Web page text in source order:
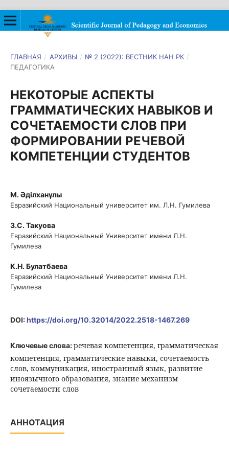
ГЛАВНАЯ / АРХИВЫ / № 2 (2022): ВЕСТНИК НАН РК /
ПЕДАГОГИКА
НЕКОТОРЫЕ АСПЕКТЫ
ГРАММАТИЧЕСКИХ НАВЫКОВ И
СОЧЕТАЕМОСТИ СЛОВ ПРИ
ФОРМИРОВАНИИ РЕЧЕВОЙ
КОМПЕТЕНЦИИ СТУДЕНТОВ
М. Әділханұлы
Евразийский Национальный университет им. Л.Н. Гумилева
З.С. Такуова
Евразийский Национальный Университет имени Л.Н.
Гумилева
К.Н. Булатбаева
Евразийский Национальный Университет имени Л.Н.
Гумилева
DOI:https://doi.org/10.32014/2022.2518-1467.269
Ключевые слова:речевая компетенция, грамматическая
компетенция, грамматические навыки, сочетаемость
слов, коммуникация, иностранный язык, развитие
иноязычного образования, знание механизм
сочетаемости слов
АННОТАЦИЯ